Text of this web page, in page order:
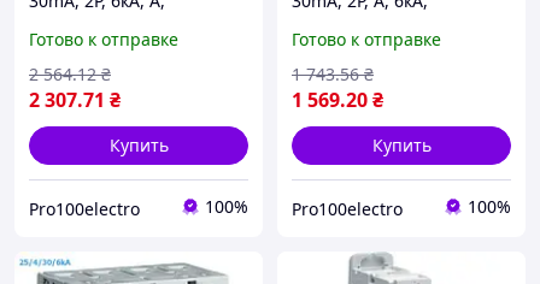
отключения Хагер 16
Ампер
Готово к отправке
2 307.71 ₴
2 564.12 ₴
Купить
Pro100electro 100%
отключения Хагер 25
Ампер
Готово к отправке
1 569.20₴
1 743.56 ₴
Купить
Pro100electro 100%